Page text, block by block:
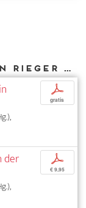
Weitere Texte von Stefan Rieger bei DIAPHANES
p
gratis
der p
€ 9,95